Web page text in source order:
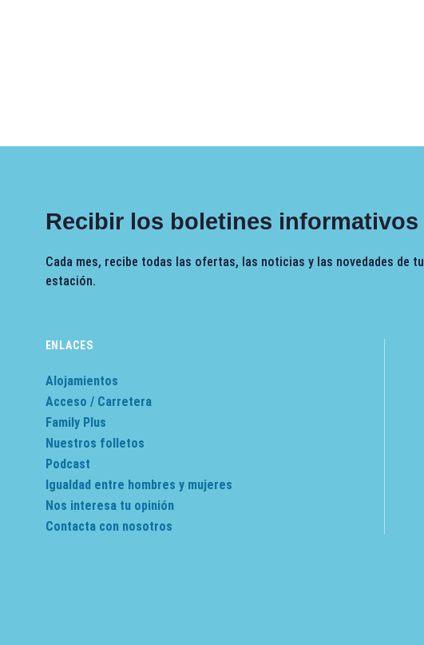
Recibir los boletines informativos
Cada mes, recibe todas las ofertas, las noticias y las novedades de tu
estación.
ENLACES
Alojamientos
Acceso / Carretera
Family Plus
Nuestros folletos
Podcast
Igualdad entre hombres y mujeres
Nos interesa tu opinión
Contacta con nosotros